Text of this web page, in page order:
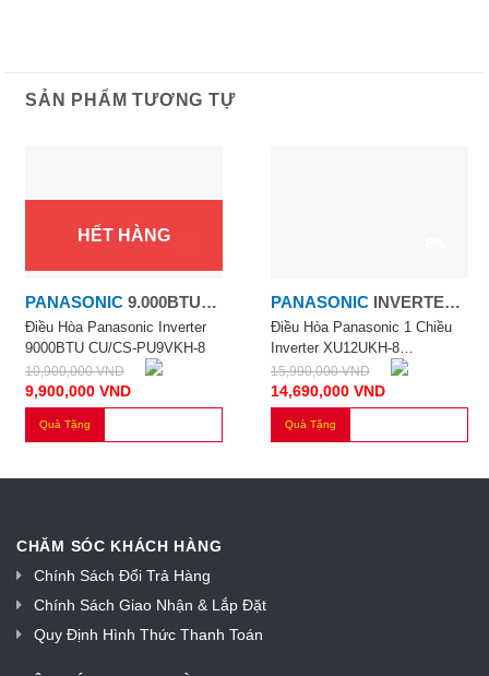
SẢN PHẨM TƯƠNG TỰ
HẾT HÀNG
PANASONIC 9.000BTU
INVERTER 1 CHIỀU
Điều Hòa Panasonic Inverter
9000BTU CU/CS-PU9VKH-8
10,900,000VND
9,900,000 VND
Quà Tặng
PANASONIC INVERTER
12.000TU
Điều Hòa Panasonic 1 Chiều
Inverter XU12UKH-8
12.000BTU
15,990,000VND
14,690,000 VND
Quà Tặng
CHĂM SÓC KHÁCH HÀNG
Chính Sách Đổi Trả Hàng
Chính Sách Giao Nhận & Lắp Đặt
Quy Định Hình Thức Thanh Toán